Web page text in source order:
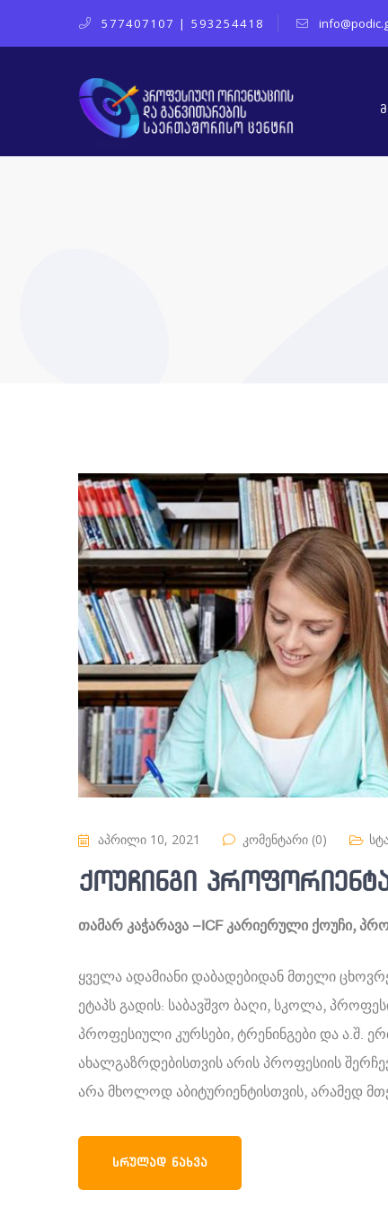
577407107 | 593254418
აპრილი 10, 2021 კომენტარი (0)
ქოუჩინგი
თამარ კაჭარავა –ICF კარიერული ქოუჩი,
ყველა ადამიანი დაბადებიდან მთელი
ეტაპს გადის: საბავშვო ბაღი, სკოლა,
პროფესიული კურსები, ტრენინგები და ა.შ.
ახალგაზრდებისთვის არის პროფესიის
არა მხოლოდ აბიტურიენტისთვის, არამედ
ᲡᲠᲣᲚᲐᲓ ᲜᲐᲮᲕᲐ